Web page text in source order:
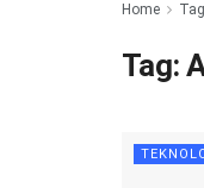
Home Tag
Tag: